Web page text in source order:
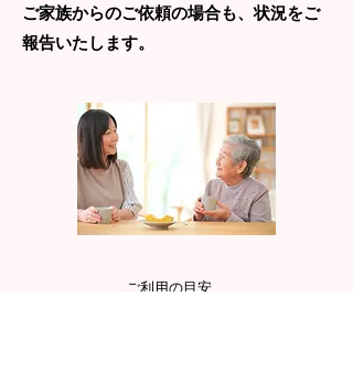
​ご家族からのご依頼の場合も、状況をご
報告いたします。
​ご利用の目安